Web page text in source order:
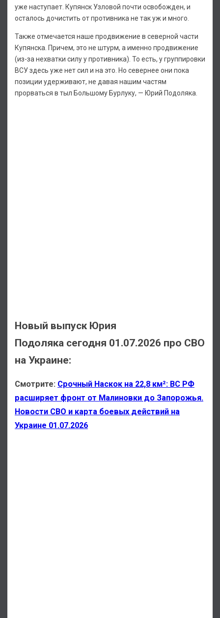
уже наступает. Купянск Узловой почти освобожден, и
осталось дочистить от противника не так уж и много.
Также отмечается наше продвижение в северной части
Купянска. Причем, это не штурм, а именно продвижение
(из-за нехватки силу у противника). То есть, у группировки
ВСУ здесь уже нет сил и на это. Но севернее они пока
позиции удерживают, не давая нашим частям
прорваться в тыл Большому Бурлуку, — Юрий Подоляка.
Новый выпуск Юрия
Подоляка сегодня 01.07.2026 про СВО
на Украине:
Смотрите: Срочный Наскок на 22,8 км²: ВС РФ
расширяет фронт от Малиновки до Запорожья.
Новости СВО и карта боевых действий на
Украине 01.07.2026